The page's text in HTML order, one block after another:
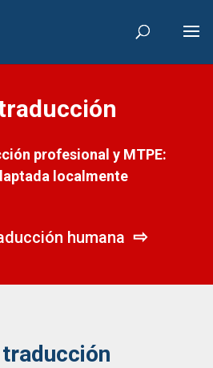
profesional y MTPE:
localmente
humana